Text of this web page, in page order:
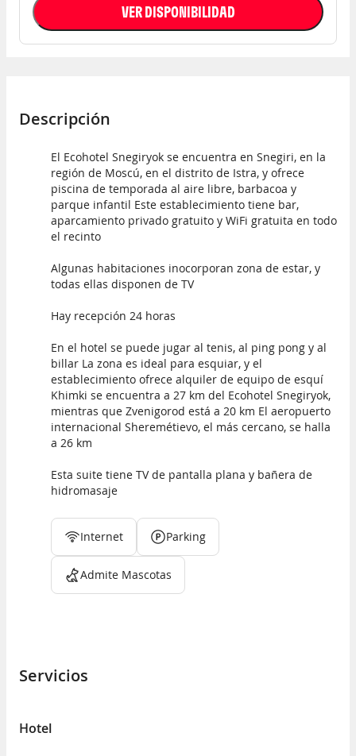
VER DISPONIBILIDAD
Descripción
El Ecohotel Snegiryok se encuentra en Snegiri, en la
región de Moscú, en el distrito de Istra, y ofrece
piscina de temporada al aire libre, barbacoa y
parque infantil Este establecimiento tiene bar,
aparcamiento privado gratuito y WiFi gratuita en todo
el recinto
Algunas habitaciones inocorporan zona de estar, y
todas ellas disponen de TV
Hay recepción 24 horas
En el hotel se puede jugar al tenis, al ping pong y al
billar La zona es ideal para esquiar, y el
establecimiento ofrece alquiler de equipo de esquí
Khimki se encuentra a 27 km del Ecohotel Snegiryok,
mientras que Zvenigorod está a 20 km El aeropuerto
internacional Sheremétievo, el más cercano, se halla
a 26 km
Esta suite tiene TV de pantalla plana y bañera de
hidromasaje
Internet Parking
Admite Mascotas
Servicios
Hotel